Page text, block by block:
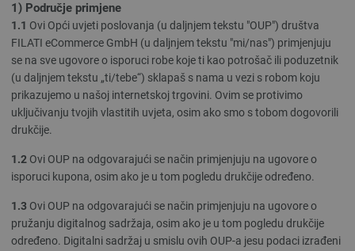
1) Područje primjene
1.1 Ovi Opći uvjeti poslovanja (u daljnjem tekstu "OUP") društva
FILATI eCommerce GmbH (u daljnjem tekstu "mi/nas") primjenjuju
se na sve ugovore o isporuci robe koje ti kao potrošač ili poduzetnik
(u daljnjem tekstu „ti/tebe“) sklapaš s nama u vezi s robom koju
prikazujemo u našoj internetskoj trgovini. Ovim se protivimo
uključivanju tvojih vlastitih uvjeta, osim ako smo s tobom dogovorili
drukčije.
1.2 Ovi OUP na odgovarajući se način primjenjuju na ugovore o
isporuci kupona, osim ako je u tom pogledu drukčije određeno.
1.3 Ovi OUP na odgovarajući se način primjenjuju na ugovore o
pružanju digitalnog sadržaja, osim ako je u tom pogledu drukčije
određeno. Digitalni sadržaj u smislu ovih OUP-a jesu podaci izrađeni